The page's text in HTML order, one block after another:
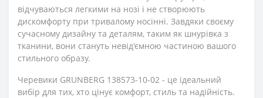
відчуваються легкими на нозі і не створюють
дискомфорту при тривалому носінні. Завдяки своєму
сучасному дизайну та деталям, таким як шнурівка з
тканини, вони стануть невід'ємною частиною вашого
стильного образу.
Черевики GRUNBERG 138573-10-02 - це ідеальний
вибір для тих, хто цінує комфорт, стиль та надійність.